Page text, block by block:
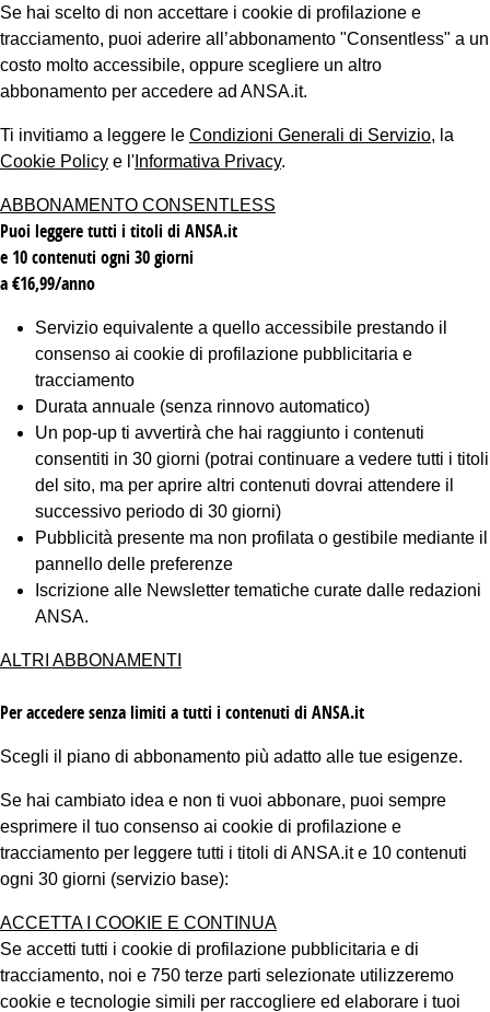
Se hai scelto di non accettare i cookie di profilazione e
tracciamento, puoi aderire all’abbonamento "Consentless" a un
costo molto accessibile, oppure scegliere un altro
abbonamento per accedere ad ANSA.it.
Ti invitiamo a leggere le Condizioni Generali di Servizio, la
Cookie Policy e l' Informativa Privacy.
ABBONAMENTO CONSENTLESS
Puoi leggere tutti i titoli di ANSA.it
e 10 contenuti ogni 30 giorni
a €16,99/anno
Servizio equivalente a quello accessibile prestando il
consenso ai cookie di profilazione pubblicitaria e
tracciamento
Durata annuale (senza rinnovo automatico)
Un pop-up ti avvertirà che hai raggiunto i contenuti
consentiti in 30 giorni (potrai continuare a vedere tutti i titoli
del sito, ma per aprire altri contenuti dovrai attendere il
successivo periodo di 30 giorni)
Pubblicità presente ma non profilata o gestibile mediante il
pannello delle preferenze
Iscrizione alle Newsletter tematiche curate dalle redazioni
ANSA.
ALTRI ABBONAMENTI
Per accedere senza limiti a tutti i contenuti di ANSA.it
Scegli il piano di abbonamento più adatto alle tue esigenze.
Se hai cambiato idea e non ti vuoi abbonare, puoi sempre
esprimere il tuo consenso ai cookie di profilazione e
tracciamento per leggere tutti i titoli di ANSA.it e 10 contenuti
ogni 30 giorni (servizio base):
ACCETTA I COOKIE E CONTINUA
Se accetti tutti i cookie di profilazione pubblicitaria e di
tracciamento, noi e 750 terze parti selezionate utilizzeremo
cookie e tecnologie simili per raccogliere ed elaborare i tuoi